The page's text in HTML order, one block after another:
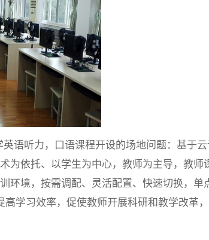
语听力，口语课程开设的场地问题：基于
为依托、以学生为中心，教师为主导，教师
环境，按需调配、灵活配置、快速切换，单
学习效率，促使教师开展科研和教学改革